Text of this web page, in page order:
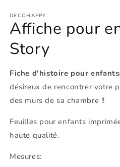
une
fenêtre
modale
DECOHAPPY
Affiche pour
Story
Fiche d'histoire pour enfants
désireux de rencontrer votre
des murs de sa chambre !!
Feuilles pour enfants
haute qualité.
Mesures: